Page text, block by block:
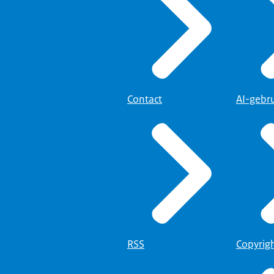
staan struiken en bomen met frisgroene bladeren.)
blijkt het gebouw op een terrein te staan met ook nog andere
vorm van een rechthoek en grenst aan een gebied dat voor een
Contact
RSS
AI-